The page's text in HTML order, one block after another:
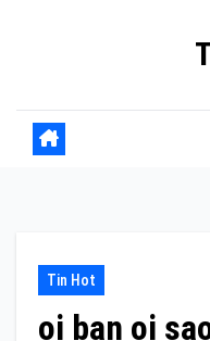
Tin Hot
oi ban oi